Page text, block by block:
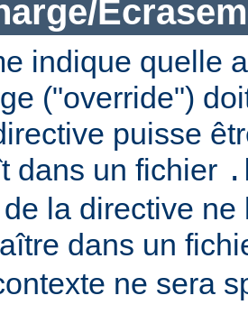
indique quelle
("override")
puisse
dans un fichier
la directive ne
dans un
ne sera